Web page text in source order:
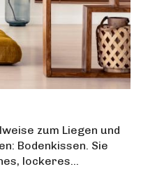
zum Liegen und
Bodenkissen. Sie
lockeres…